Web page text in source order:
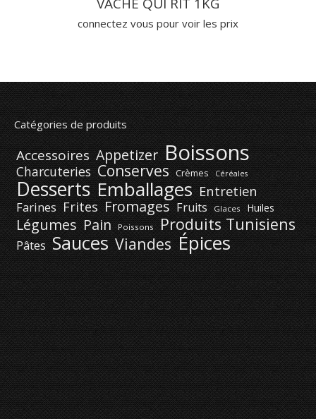
connectez vous pour voir les prix
Catégories de produits
Accessoires Appetizer Boissons
Charcuteries Conserves Crèmes Céréales
Desserts Emballages Entretien
Farines Frites Fromages Fruits Glaces Huiles
Légumes Pain Poissons Produits Tunisiens
Pâtes Sauces Viandes Épices